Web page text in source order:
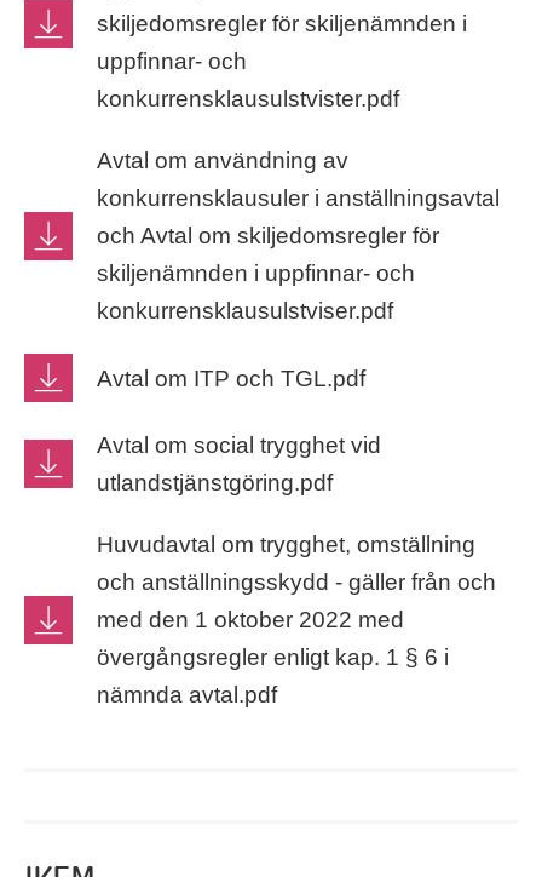
skiljedomsregler för skiljenämnden i
uppfinnar- och
konkurrensklausulstvister.pdf
Avtal om användning av
konkurrensklausuler i anställningsavtal
och Avtal om skiljedomsregler för
skiljenämnden i uppfinnar- och
konkurrensklausulstviser.pdf
Avtal om ITP och TGL.pdf
Avtal om social trygghet vid
utlandstjänstgöring.pdf
Huvudavtal om trygghet, omställning
och anställningsskydd - gäller från och
med den 1 oktober 2022 med
övergångsregler enligt kap. 1 § 6 i
nämnda avtal.pdf